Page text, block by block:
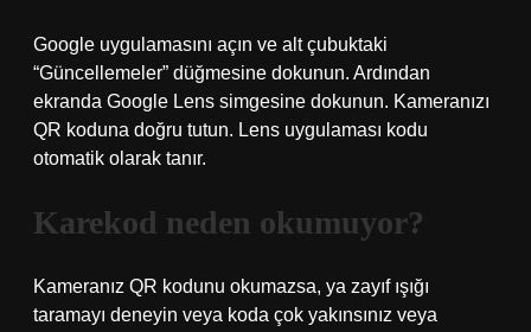
Google uygulamasını açın ve alt çubuktaki
“Güncellemeler” düğmesine dokunun. Ardından
ekranda Google Lens simgesine dokunun. Kameranızı
QR koduna doğru tutun. Lens uygulaması kodu
otomatik olarak tanır.
Karekod neden okumuyor?
Kameranız QR kodunu okumazsa, ya zayıf ışığı
taramayı deneyin veya koda çok yakınsınız veya